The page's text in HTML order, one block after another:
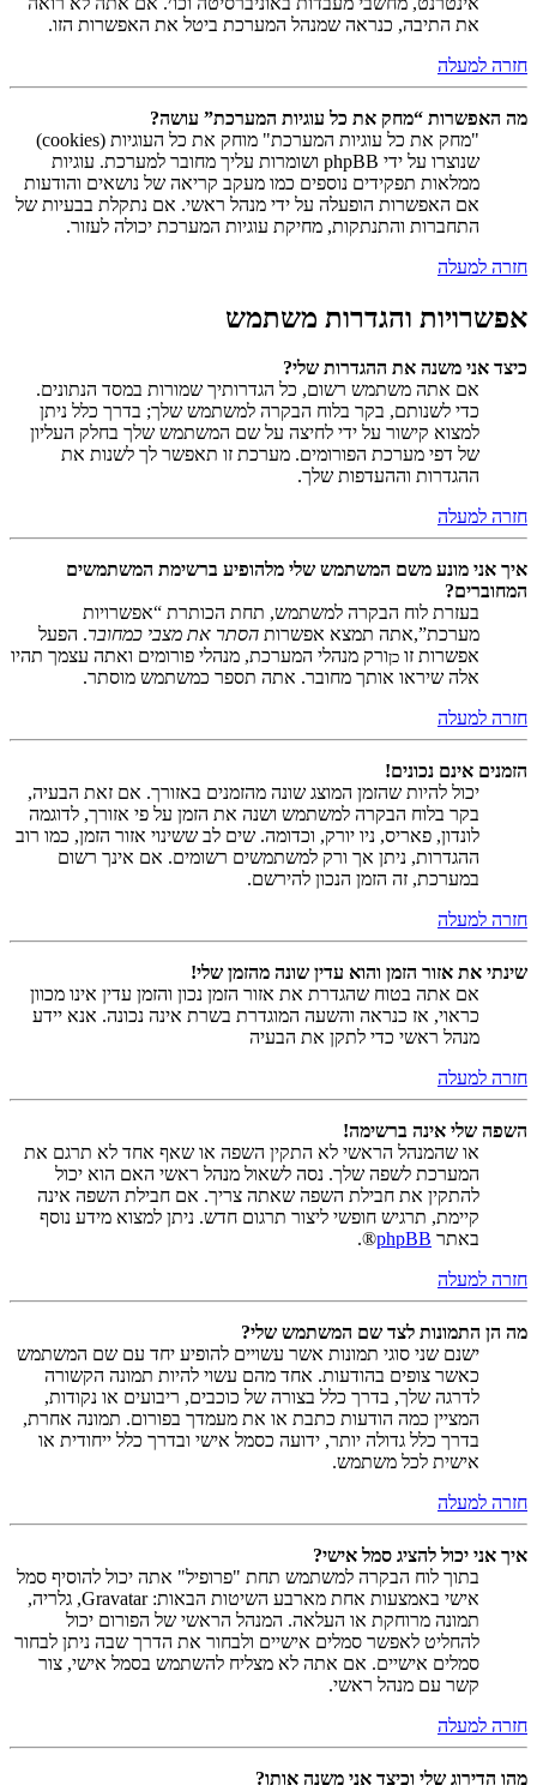
את התיבה, כנראה שמנהל המערכת ביטל את האפשרות הזו.
חזרה למעלה
מה האפשרות “מחק את כל עוגיות המערכת” עושה?
"מחק את כל עוגיות המערכת" מוחק את כל העוגיות (cookies)
שנוצרו על ידי phpBB ושומרות עליך מחובר למערכת. עוגיות
ממלאות תפקידים נוספים כמו מעקב קריאה של נושאים והודעות
אם האפשרות הופעלה על ידי מנהל ראשי. אם נתקלת בבעיות של
התחברות והתנתקות, מחיקת עוגיות המערכת יכולה לעזור.
חזרה למעלה
אפשרויות והגדרות משתמש
כיצד אני משנה את ההגדרות שלי?
אם אתה משתמש רשום, כל הגדרותיך שמורות במסד הנתונים.
כדי לשנותם, בקר בלוח הבקרה למשתמש שלך; בדרך כלל ניתן
למצוא קישור על ידי לחיצה על שם המשתמש שלך בחלק העליון
של דפי מערכת הפורומים. מערכת זו תאפשר לך לשנות את
ההגדרות וההעדפות שלך.
חזרה למעלה
איך אני מונע משם המשתמש שלי מלהופיע ברשימת המשתמשים
המחוברים?
בעזרת לוח הבקרה למשתמש, תחת הכותרת “אפשרויות
מערכת”,אתה תמצא אפשרות הסתר את מצבי כמחובר. הפעל
אפשרות זו כןורק מנהלי המערכת, מנהלי פורומים ואתה עצמך תהיו
אלה שיראו אותך מחובר. אתה תספר כמשתמש מוסתר.
חזרה למעלה
הזמנים אינם נכונים!
יכול להיות שהזמן המוצג שונה מהזמנים באזורך. אם זאת הבעיה,
בקר בלוח הבקרה למשתמש ושנה את הזמן על פי אזורך, לדוגמה
לונדון, פאריס, ניו יורק, וכדומה. שים לב ששינוי אזור הזמן, כמו רוב
ההגדרות, ניתן אך ורק למשתמשים רשומים. אם אינך רשום
במערכת, זה הזמן הנכון להירשם.
חזרה למעלה
שינתי את אזור הזמן והוא עדין שונה מהזמן שלי!
אם אתה בטוח שהגדרת את אזור הזמן נכון והזמן עדין אינו מכוון
כראוי, אז כנראה והשעה המוגדרת בשרת אינה נכונה. אנא יידע
מנהל ראשי כדי לתקן את הבעיה
חזרה למעלה
השפה שלי אינה ברשימה!
או שהמנהל הראשי לא התקין השפה או שאף אחד לא תרגם את
המערכת לשפה שלך. נסה לשאול מנהל ראשי האם הוא יכול
להתקין את חבילת השפה שאתה צריך. אם חבילת השפה אינה
קיימת, תרגיש חופשי ליצור תרגום חדש. ניתן למצוא מידע נוסף
באתר phpBB
®.
חזרה למעלה
מה הן התמונות לצד שם המשתמש שלי?
ישנם שני סוגי תמונות אשר עשויים להופיע יחד עם שם המשתמש
כאשר צופים בהודעות. אחד מהם עשוי להיות תמונה הקשורה
לדרגה שלך, בדרך כלל בצורה של כוכבים, ריבועים או נקודות,
המציין כמה הודעות כתבת או את מעמדך בפורום. תמונה אחרת,
בדרך כלל גדולה יותר, ידועה כסמל אישי ובדרך כלל ייחודית או
אישית לכל משתמש.
חזרה למעלה
איך אני יכול להציג סמל אישי?
בתוך לוח הבקרה למשתמש תחת "פרופיל" אתה יכול להוסיף סמל
אישי באמצעות אחת מארבע השיטות הבאות: Gravatar, גלריה,
תמונה מרוחקת או העלאה. המנהל הראשי של הפורום יכול
להחליט לאפשר סמלים אישיים ולבחור את הדרך שבה ניתן לבחור
סמלים אישיים. אם אתה לא מצליח להשתמש בסמל אישי, צור
קשר עם מנהל ראשי.
חזרה למעלה
מהו הדירוג שלי וכיצד אני משנה אותו?